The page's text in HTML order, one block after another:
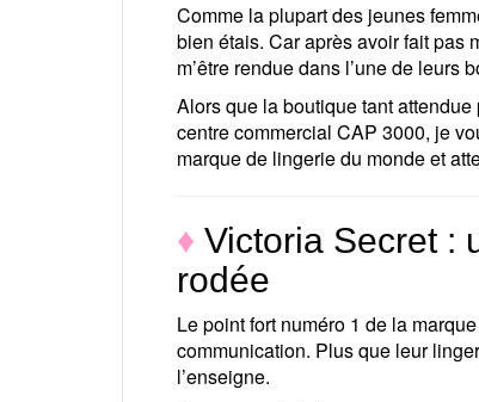
Comme la plupart des jeunes
bien étais. Car après avoir fait pas
m’être rendue dans l’une de leurs
Alors que la boutique tant
centre commercial CAP 3000, je
marque de lingerie du monde et
♦ Victoria Secret :
rodée
Le point fort numéro 1 de la
communication. Plus que leur
l’enseigne.